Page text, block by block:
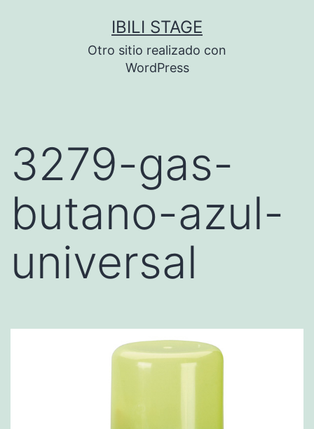
IBILI STAGE
Otro sitio realizado con
WordPress
3279-gas-
butano-azul-
universal